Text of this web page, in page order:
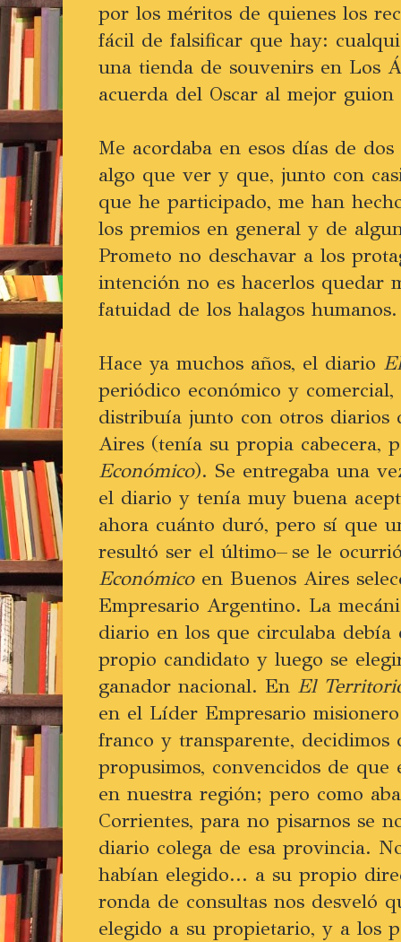
por los méritos de quienes los
fácil de falsificar que hay:
una tienda de souvenirs en Los
acuerda del Oscar al mejor
Me acordaba en esos días de
algo que ver y que, junto con
que he participado, me han
los premios en general y de
Prometo no deschavar a los
intención no es hacerlos quedar
fatuidad de los halagos humanos.
Hace ya muchos años, el diario
periódico económico y
distribuía junto con otros
Aires (tenía su propia cabecera,
Económico). Se entregaba una
el diario y tenía muy buena
ahora cuánto duró, pero sí que
resultó ser el último– se le
Económicoen Buenos Aires
Empresario Argentino. La
diario en los que circulaba debía
propio candidato y luego se
ganador nacional. En El
en el Líder Empresario
franco y transparente,
propusimos, convencidos de
en nuestra región; pero como
Corrientes, para no pisarnos se
diario colega de esa provincia.
habían elegido... a su propio
ronda de consultas nos desveló
elegido a su propietario, y a los